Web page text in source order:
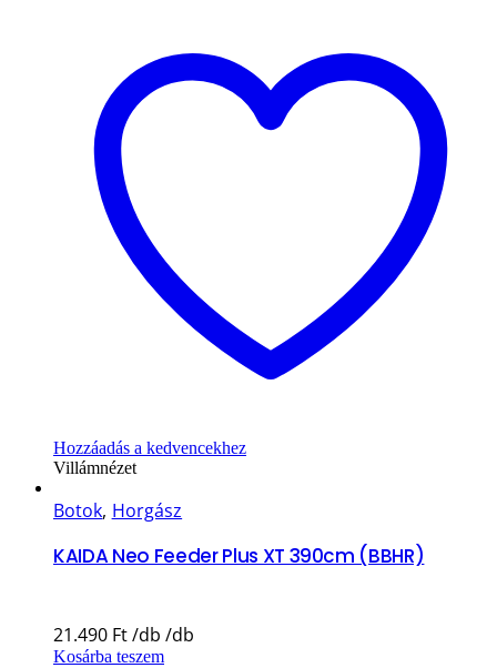
Hozzáadás a kedvencekhez
Villámnézet
Botok, Horgász
KAIDA Neo Feeder Plus XT 390cm (BBHR)
21.490 Ft
Kosárba teszem